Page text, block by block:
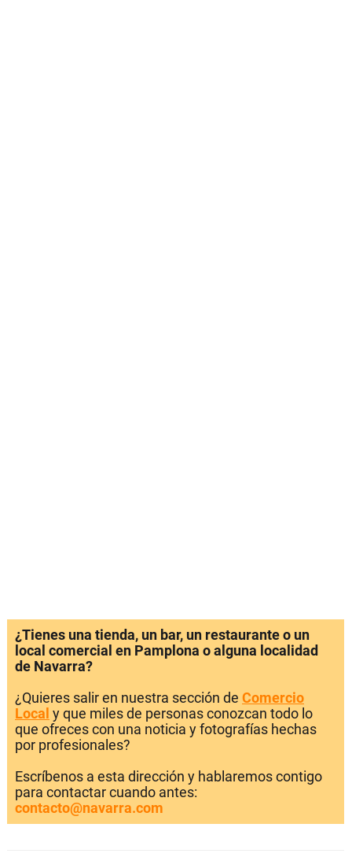
¿Tienes una tienda, un bar, un restaurante o un
local comercial en Pamplona o alguna localidad
de Navarra?
¿Quieres salir en nuestra sección de Comercio
Local y que miles de personas conozcan todo lo
que ofreces con una noticia y fotografías hechas
por profesionales?
Escríbenos a esta dirección y hablaremos contigo
para contactar cuando antes:
contacto@navarra.com